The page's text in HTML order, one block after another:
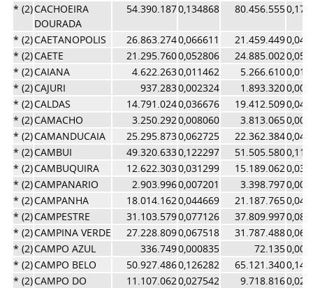
* (2)CACHOEIRA
DOURADA
54.390.1870,134868 80.456.555
* (2)CAETANOPOLIS 26.863.2740,066611 21.459.449
* (2)CAETE 21.295.7600,052806 24.885.002
* (2)CAIANA 4.622.2630,011462 5.266.610
* (2)CAJURI 937.2830,002324 1.893.320
* (2)CALDAS 14.791.0240,036676 19.412.509
* (2)CAMACHO 3.250.2920,008060 3.813.065
* (2)CAMANDUCAIA 25.295.8730,062725 22.362.384
* (2)CAMBUI 49.320.6330,122297 51.505.580
* (2)CAMBUQUIRA 12.622.3030,031299 15.189.062
* (2)CAMPANARIO 2.903.9960,007201 3.398.797
* (2)CAMPANHA 18.014.1620,044669 21.187.765
* (2)CAMPESTRE 31.103.5790,077126 37.809.997
* (2)CAMPINA VERDE 27.228.8090,067518 31.787.488
* (2)CAMPO AZUL 336.7490,000835 72.135
* (2)CAMPO BELO 50.927.4860,126282 65.121.340
* (2)CAMPO DO
11.107.0620,027542 9.718.816